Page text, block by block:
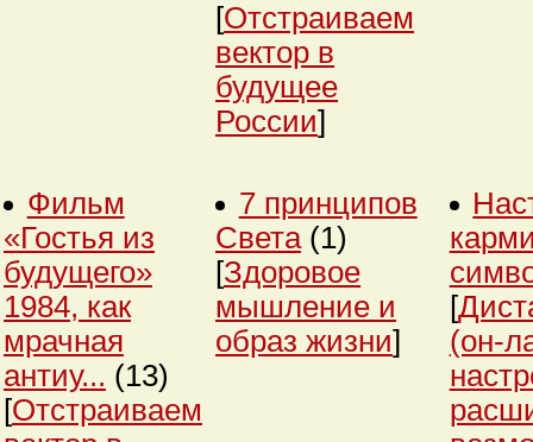
[Отстраиваем
вектор в
будущее
России]
Фильм
«Гостья из
будущего»
1984, как
мрачная
антиу... (13)
[Отстраиваем
7 принципов
Света (1)
[Здоровое
мышление и
образ жизни]
[
(он-